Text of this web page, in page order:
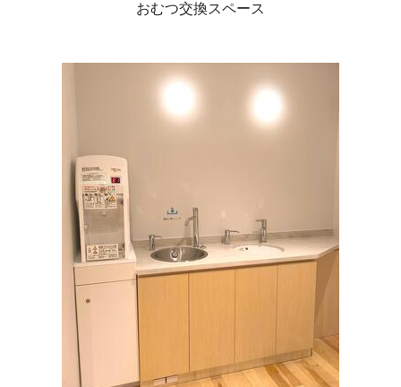
おむつ交換スペース